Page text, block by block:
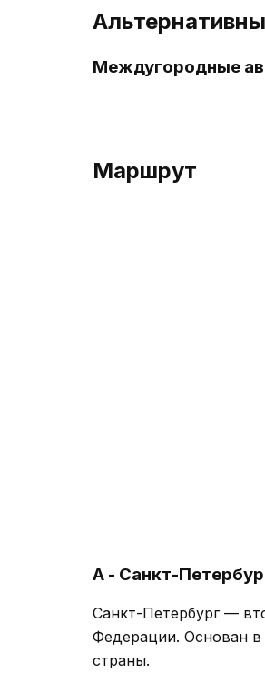
Междугородные
Маршрут
А - Санкт-
Санкт-Петербург —
Федерации. Основан в
страны.